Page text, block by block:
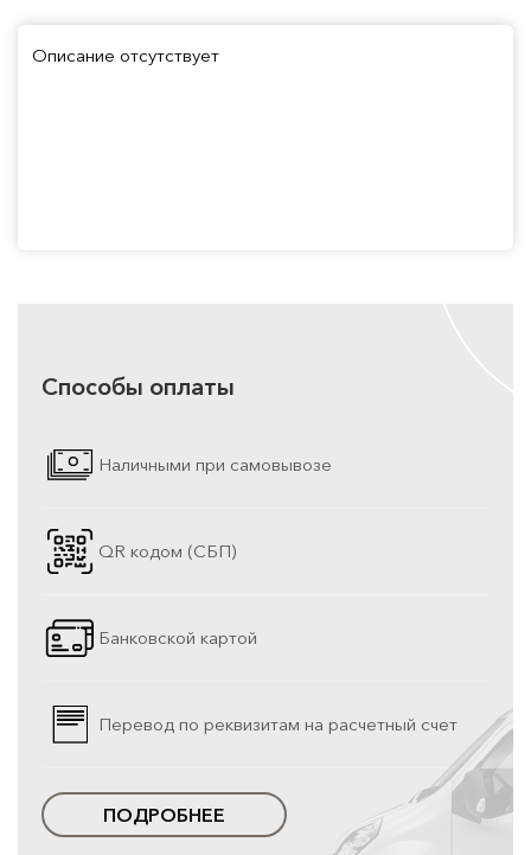
Описание отсутствует
Способы оплаты
Наличными при самовывозе
QR кодом (СБП)
Банковской картой
Перевод по реквизитам на расчетный счет
ПОДРОБНЕЕ